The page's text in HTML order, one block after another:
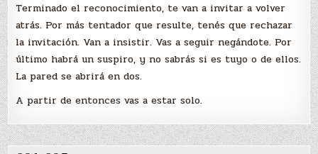
Terminado el reconocimiento, te van a invitar a volver
atrás. Por más tentador que resulte, tenés que rechazar
la invitación. Van a insistir. Vas a seguir negándote. Por
último habrá un suspiro, y no sabrás si es tuyo o de ellos.
La pared se abrirá en dos.
A partir de entonces vas a estar solo.